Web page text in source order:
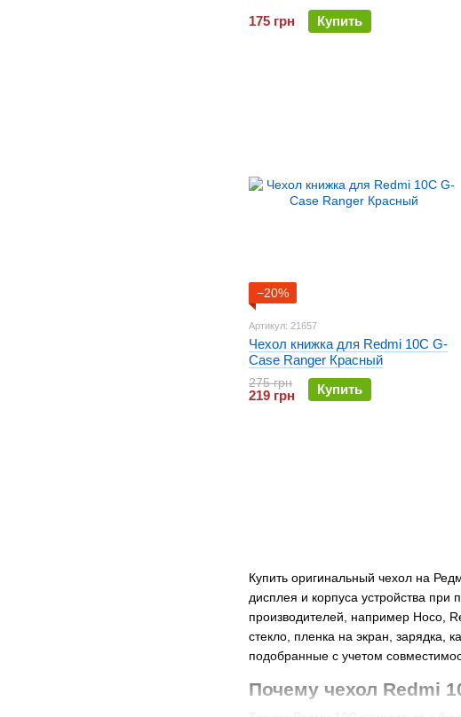
Купить оригинальный чехол на
дисплея и корпуса устройства при
производителей, например Hoco,
стекло, пленка на экран, зарядка,
подобранные с учетом
Почему чехол Redmi
175 грн
Купить
−20%
Артикул: 21657
Чехол книжка для Redmi 10C G-
Case Ranger Красный
275 грн
219 грн Купить